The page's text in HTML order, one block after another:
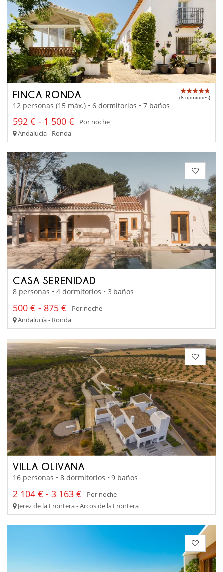
FINCA RONDA (8 opiniones)
12 personas (15 máx.) • 6 dormitorios • 7 baños
592 € - 1 500 €
Por noche
Andalucía - Ronda
CASA SERENIDAD
8 personas • 4 dormitorios • 3 baños
500 € - 875 €
Por noche
Andalucía - Ronda
VILLA OLIVANA
16 personas • 8 dormitorios • 9 baños
2 104 € - 3 163 €
Por noche
Jerez de la Frontera - Arcos de la Frontera